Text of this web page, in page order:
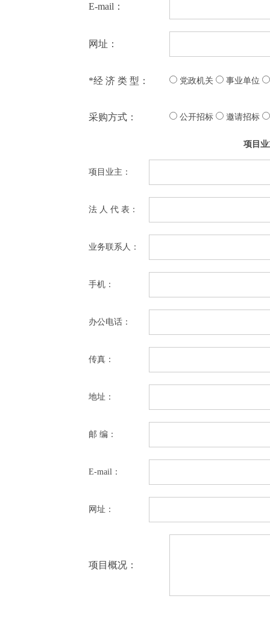
E-mail：
网址：
*经 济 类 型： 党政机关 事业单位
采购方式： 公开招标 邀请招标
项目
项目业主：
法 人 代 表：
业务联系人：
手机：
办公电话：
传真：
地址：
邮 编：
E-mail：
网址：
项目概况：